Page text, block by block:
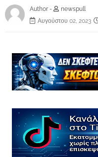
Author -
newspull
Αυγούστου 02, 2023